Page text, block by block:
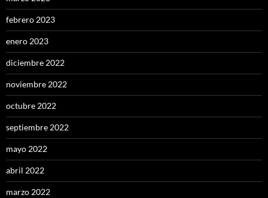
febrero 2023
enero 2023
diciembre 2022
noviembre 2022
octubre 2022
septiembre 2022
mayo 2022
abril 2022
marzo 2022